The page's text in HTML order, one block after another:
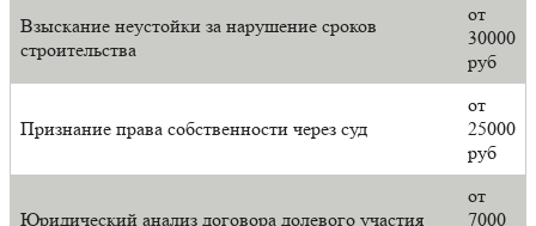
Взыскание неустойки за нарушение сроков
строительства
от
30000
руб
Признание права собственности через суд
от
25000
руб
Юридический анализ договора долевого участия
от
7000